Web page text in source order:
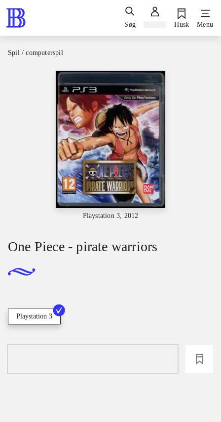
Søg Husk Menu
Spil / computerspil
Playstation 3, 2012
One Piece - pirate warriors
Playstation 3